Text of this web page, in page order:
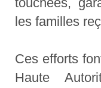
les familles
Ces efforts
Haute